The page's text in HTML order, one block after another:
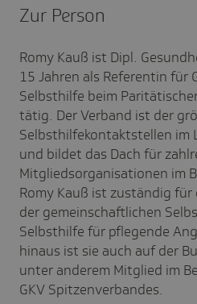
Zur Person
Romy Kauß ist Dipl.
15 Jahren als Referentin für
Selbsthilfe beim
tätig. Der Verband ist der
Selbsthilfekontaktstellen im
und bildet das Dach für
Mitgliedsorganisationen im
Romy Kauß ist zuständig für
der gemeinschaftlichen
Selbsthilfe für pflegende
hinaus ist sie auch auf der
unter anderem Mitglied im
GKV Spitzenverbandes.